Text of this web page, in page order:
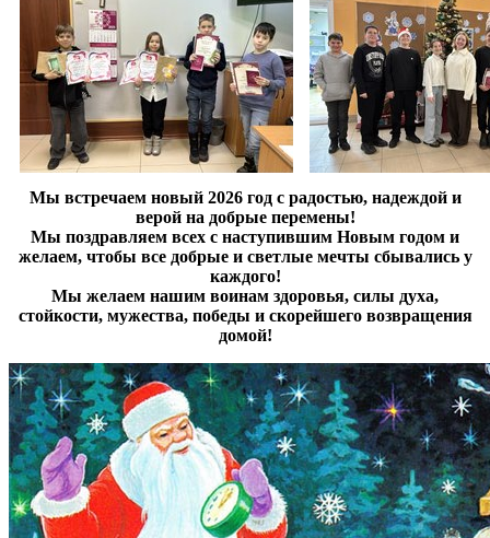
Мы встречаем новый 2026 год с радостью, надеждой и
верой на добрые перемены!
Мы поздравляем всех с наступившим Новым годом и
желаем, чтобы все добрые и светлые мечты сбывались у
каждого!
Мы желаем нашим воинам здоровья, силы духа,
стойкости, мужества, победы и скорейшего возвращения
домой!